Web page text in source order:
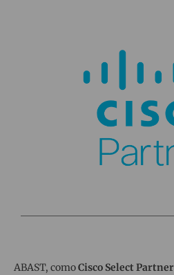
ABAST, comoCisco Select Partner